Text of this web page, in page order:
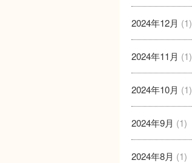
2024年12月 (1)
2024年11月 (1)
2024年10月 (1)
2024年9月 (1)
2024年8月 (1)